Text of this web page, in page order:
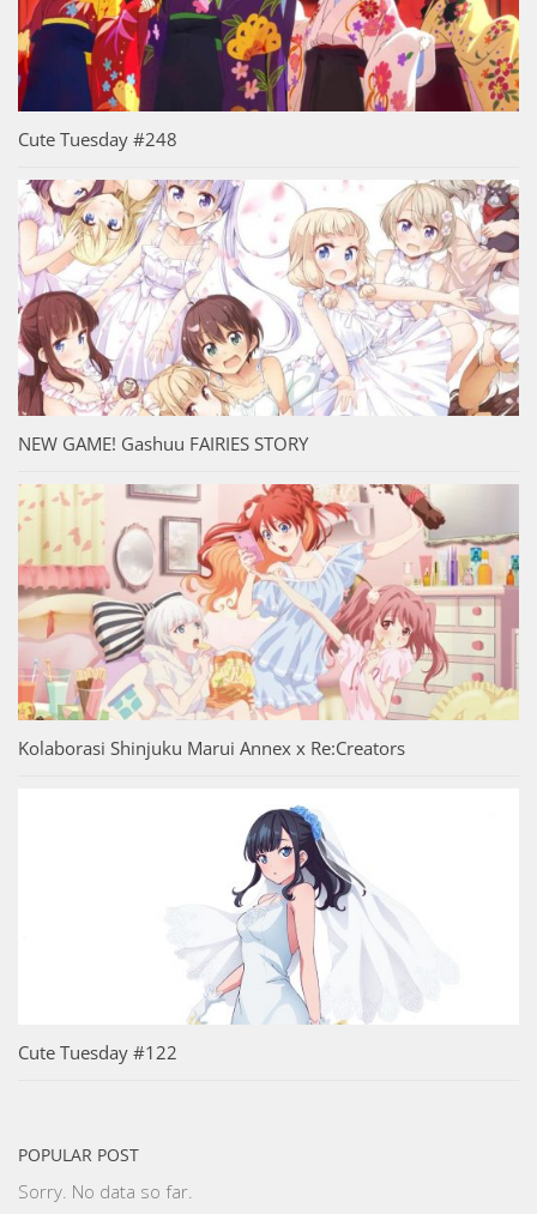
Cute Tuesday #248
NEW GAME! Gashuu FAIRIES STORY
Kolaborasi Shinjuku Marui Annex x Re:Creators
Cute Tuesday #122
POPULAR POST
Sorry. No data so far.